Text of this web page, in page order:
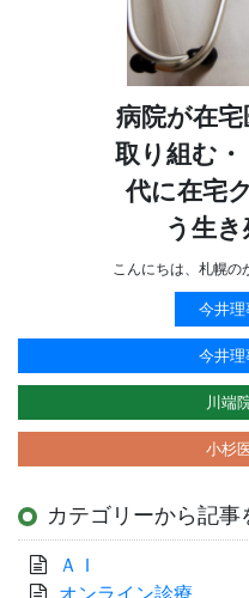
病院が在
取り組む
代に在宅
う生
こんにちは、札幌の
今井
今井
川端
小杉
カテゴリーから記事
ＡＩ
オンライン診療